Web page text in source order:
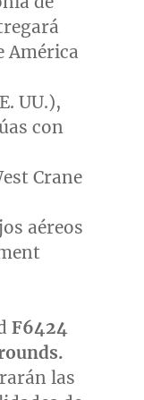
América
UU.),
con
Crane
aéreos
F6424
las